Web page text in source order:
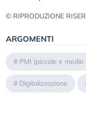
© RIPRODUZIONE
ARGOMENTI
# PMI (piccole e medie
# Digitalizzazione